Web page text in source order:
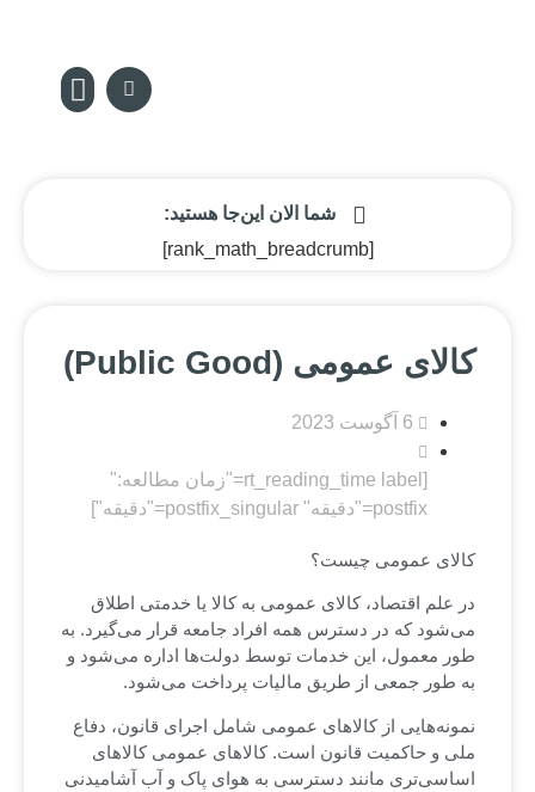
شما الان این‌جا هستید:
[rank_math_breadcrumb]
کالای عمومی (Public Good)
6 آگوست 2023
[rt_reading_time label="زمان مطالعه:"
postfix="دقیقه" postfix_singular="دقیقه"]
کالای عمومی چیست؟
در علم اقتصاد، کالای عمومی به کالا یا خدمتی اطلاق
می‌شود که در دسترس همه افراد جامعه قرار می‌گیرد. به
طور معمول، این خدمات توسط دولت‌ها اداره می‌شود و
به طور جمعی از طریق مالیات پرداخت می‌شود.
نمونه‌هایی از کالاهای عمومی شامل اجرای قانون، دفاع
ملی و حاکمیت قانون است. کالاهای عمومی کالاهای
اساسی‌تری مانند دسترسی به هوای پاک و آب آشامیدنی